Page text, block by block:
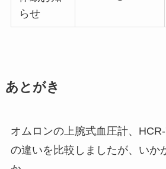
らせ
あとがき
オムロンの上腕式血圧計、
の違いを比較しましたが、いか